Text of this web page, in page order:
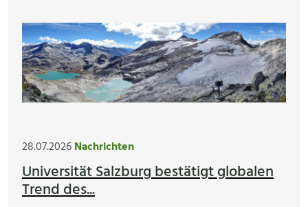
28.07.2026Nachrichten
Universität Salzburg bestätigt globalen
Trend des...